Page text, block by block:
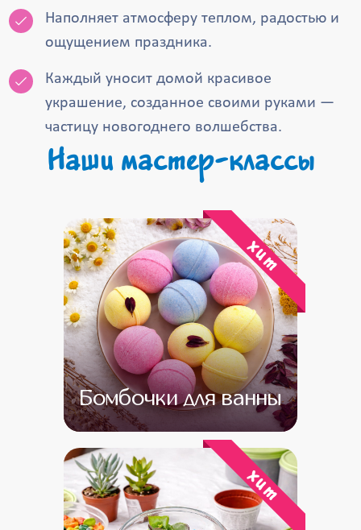
Наполняет атмосферу теплом, радостью и
ощущением праздника.
Каждый уносит домой красивое
украшение, созданное своими руками —
частицу новогоднего волшебства.
Наши мастер-классы
Бомбочки для ванны
от 14 000 от 12 000
хит
хит